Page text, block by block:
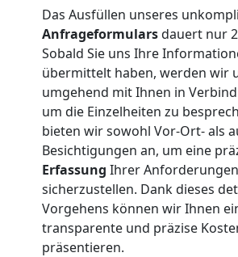
Das Ausfüllen unseres
Anfrageformularsdauert nur
Sobald Sie uns Ihre
übermittelt haben, werden wir
umgehend mit Ihnen in
um die Einzelheiten zu
bieten wir sowohl Vor-Ort- als
Besichtigungen an, um eine
Erfassung Ihrer Anforderungen
sicherzustellen. Dank dieses
Vorgehens können wir Ihnen
transparente und präzise
präsentieren.
Nationaler
Umzug